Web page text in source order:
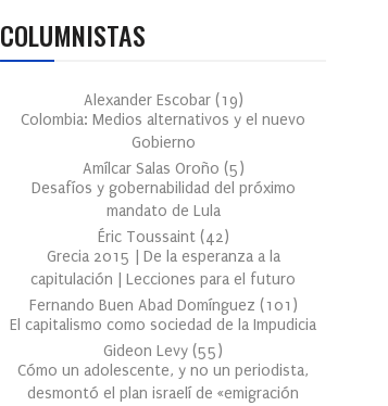
COLUMNISTAS
Alexander Escobar (19)
Colombia: Medios alternativos y el nuevo
Gobierno
Amílcar Salas Oroño (5)
Desafíos y gobernabilidad del próximo
mandato de Lula
Éric Toussaint (42)
Grecia 2015 | De la esperanza a la
capitulación | Lecciones para el futuro
Fernando Buen Abad Domínguez (101 )
El capitalismo como sociedad de la Impudicia
Gideon Levy (55)
Cómo un adolescente, y no un periodista,
desmontó el plan israelí de «emigración